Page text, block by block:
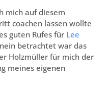
mich auf diesem
coachen lassen wollte
guten Rufes für Lee
betrachtet war das
Holzmüller für mich der
meines eigenen